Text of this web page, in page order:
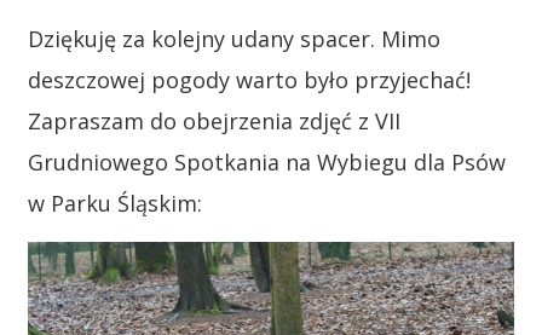
Dziękuję za kolejny udany spacer. Mimo
deszczowej pogody warto było przyjechać!
Zapraszam do obejrzenia zdjęć z VII
Grudniowego Spotkania na Wybiegu dla Psów
w Parku Śląskim: